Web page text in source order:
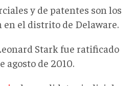
y de patentes son los
en el distrito de Delaware.
Stark fue ratificado
agosto de 2010.